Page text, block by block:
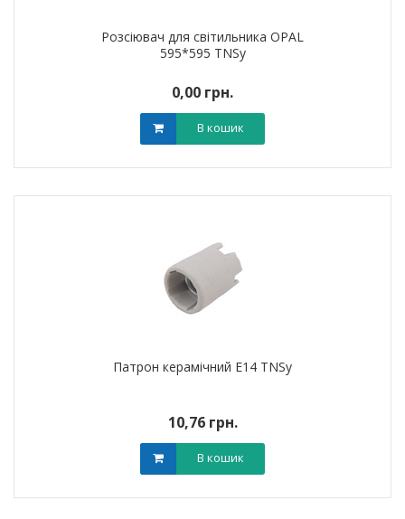
Розсіювач для світильника OPAL
595*595 TNSy
0,00 грн.
В кошик
Патрон керамічний E14 TNSy
10,76 грн.
В кошик